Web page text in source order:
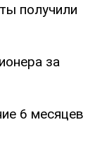
получили
за
6 месяцев